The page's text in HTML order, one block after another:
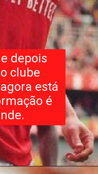
depois
clube
está
é